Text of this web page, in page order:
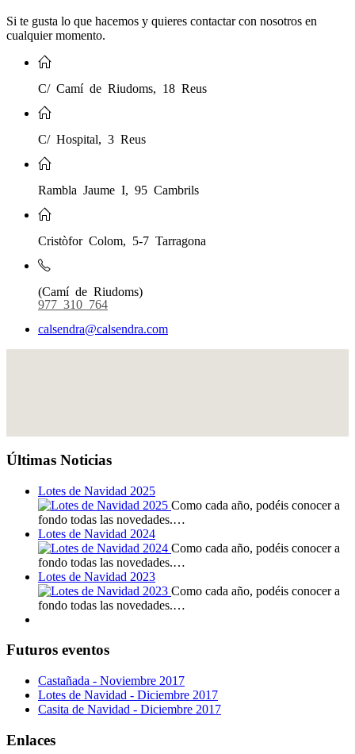
Si te gusta lo que hacemos y quieres contactar con nosotros en
cualquier momento.
C/ Camí de Riudoms, 18 Reus
C/ Hospital, 3 Reus
Rambla Jaume I, 95 Cambrils
Cristòfor Colom, 5-7 Tarragona
(Camí de Riudoms)
977 310 764
calsendra@calsendra.com
Últimas Noticias
Lotes de Navidad 2025
Como cada año, podéis conocer a
fondo todas las novedades.…
Lotes de Navidad 2024
Como cada año, podéis conocer a
fondo todas las novedades.…
Lotes de Navidad 2023
Como cada año, podéis conocer a
fondo todas las novedades.…
Futuros eventos
Castañada - Noviembre 2017
Lotes de Navidad - Diciembre 2017
Casita de Navidad - Diciembre 2017
Enlaces